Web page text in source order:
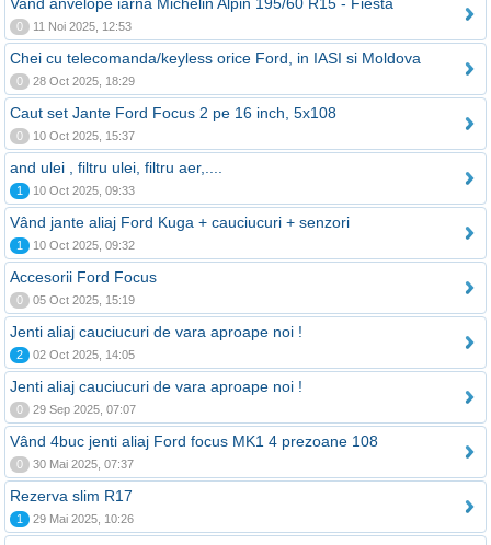
0 11 Noi 2025, 12:53
Chei cu telecomanda/keyless orice Ford, in IASI si Moldova
0 28 Oct 2025, 18:29
Caut set Jante Ford Focus 2 pe 16 inch, 5x108
0 10 Oct 2025, 15:37
and ulei , filtru ulei, filtru aer,....
1 10 Oct 2025, 09:33
Vând jante aliaj Ford Kuga + cauciucuri + senzori
1 10 Oct 2025, 09:32
Accesorii Ford Focus
0 05 Oct 2025, 15:19
Jenti aliaj cauciucuri de vara aproape noi !
2 02 Oct 2025, 14:05
Jenti aliaj cauciucuri de vara aproape noi !
0 29 Sep 2025, 07:07
Vând 4buc jenti aliaj Ford focus MK1 4 prezoane 108
0 30 Mai 2025, 07:37
Rezerva slim R17
1 29 Mai 2025, 10:26